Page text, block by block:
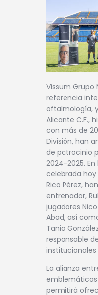
Vissum Grupo
referencia
oftalmología,
Alicante C.F.,
con más de
División, han
de patrocinio
2024-2025.
celebrada hoy
Rico Pérez,
entrenador,
jugadores
Abad, así
Tania
responsable
institucionales
La alianza
permitirá